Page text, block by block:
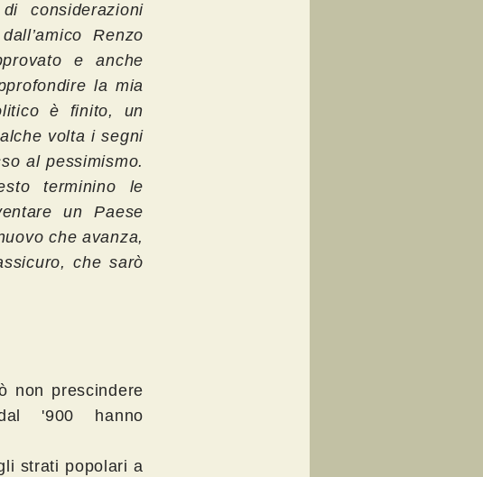
considerazioni
Renzo
e anche
la mia
è finito, un
volta i segni
al pessimismo.
terminino le
un Paese
che avanza,
che sarò
non prescindere
'900 hanno
strati popolari a